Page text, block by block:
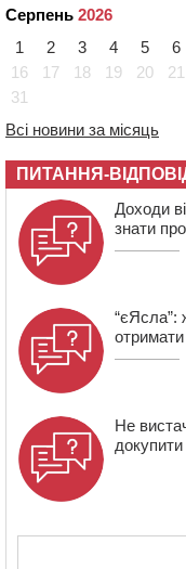
На Черкащині
мопедом: двоє
09:42
Ветерани МСК
України
08:57
670 тис грн
07:23 Уманські
який відсидів
Серпень 2026
1
2 3 4 5 6
16
17 18 19 20 21
31
Всі новини за місяць
ПИТАННЯ-
Доходи
знати
“єЯсла”:
Не